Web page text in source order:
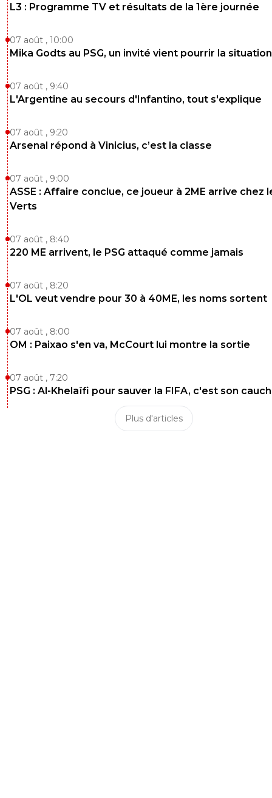
L3 : Programme TV et résultats de la 1ère journée
07 août , 10:00
Mika Godts au PSG, un invité vient pourrir la situation
07 août , 9:40
L'Argentine au secours d'Infantino, tout s'explique
07 août , 9:20
Arsenal répond à Vinicius, c’est la classe
07 août , 9:00
ASSE : Affaire conclue, ce joueur à 2ME arrive chez
Verts
07 août , 8:40
220 ME arrivent, le PSG attaqué comme jamais
07 août , 8:20
L'OL veut vendre pour 30 à 40ME, les noms sortent
07 août , 8:00
OM : Paixao s'en va, McCourt lui montre la sortie
07 août , 7:20
PSG : Al-Khelaïfi pour sauver la FIFA, c'est son
Plus d'articles